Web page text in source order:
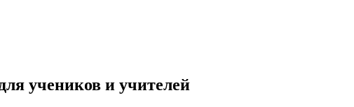
учеников и учителей